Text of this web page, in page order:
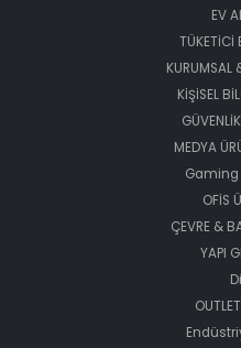
EV
TÜKETİCİ
KURUMSAL
KİŞİSEL
MEDYA
Gaming
OFİS
ÇEVRE &
YAPI